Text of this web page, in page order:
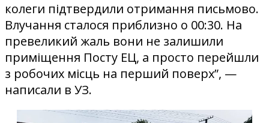
колеги підтвердили отримання письмово.
Влучання сталося приблизно о 00:30. На
превеликий жаль вони не залишили
приміщення Посту ЕЦ, а просто перейшли
з робочих місць на перший поверх”, —
написали в УЗ.